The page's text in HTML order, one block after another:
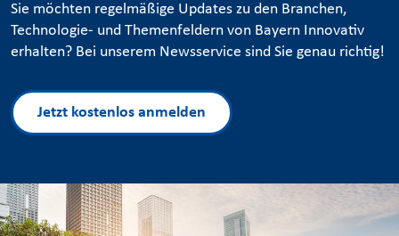
Sie möchten regelmäßige Updates zu den Branchen,
Technologie- und Themenfeldern von Bayern Innovativ
erhalten? Bei unserem Newsservice sind Sie genau richtig!
Jetzt kostenlos anmelden